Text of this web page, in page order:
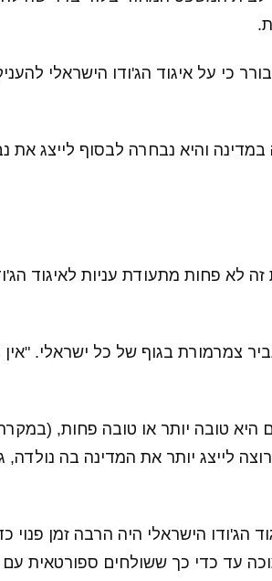
כי על איגוד הג'ודו הישראלי
במדינה והיא נבחרה לבסוף לייצג את
לא פחות מתעודת עניות לאיגוד
צמרמורת בגוף של כל ישראלי.
היא טובה יותר או טובה פחות,
לייצג יותר את המדינה בה נולדה,
הג'ודו הישראלי היה הרבה זמן פנוי
עד כדי כך ששולחים ספורטאית